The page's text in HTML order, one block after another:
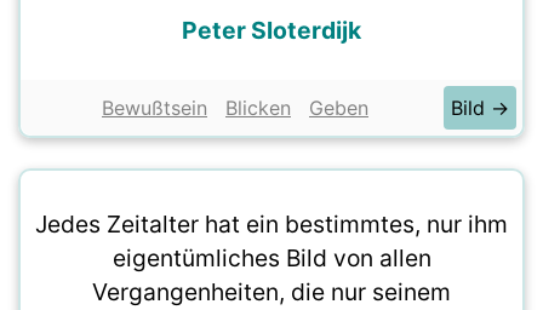
Peter Sloterdijk
Bewußtsein Blicken Geben Bild →
Jedes Zeitalter hat ein bestimmtes, nur ihm
eigentümliches Bild von allen
Vergangenheiten, die nur seinem